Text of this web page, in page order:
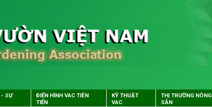
- SỰ
ĐIỂN HÌNH VAC TIÊN
TIẾN
KỸ THUẬT
VAC
THỊ TRƯỜNG NÔNG
SẢN